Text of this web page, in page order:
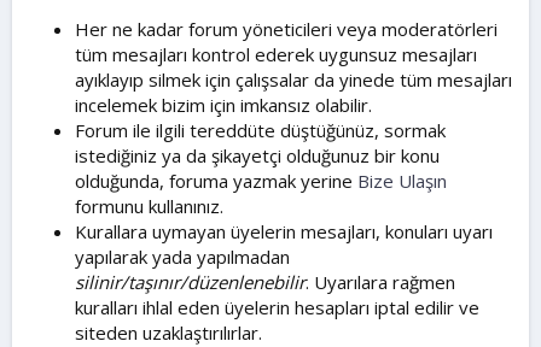
Her ne kadar forum yöneticileri veya moderatörleri
tüm mesajları kontrol ederek uygunsuz mesajları
ayıklayıp silmek için çalışsalar da yinede tüm mesajları
incelemek bizim için imkansız olabilir.
Forum ile ilgili tereddüte düştüğünüz, sormak
istediğiniz ya da şikayetçi olduğunuz bir konu
olduğunda, foruma yazmak yerine Bize Ulaşın
formunu kullanınız.
Kurallara uymayan üyelerin mesajları, konuları uyarı
yapılarak yada yapılmadan
silinir/taşınır/düzenlenebilir. Uyarılara rağmen
kuralları ihlal eden üyelerin hesapları iptal edilir ve
siteden uzaklaştırılırlar.